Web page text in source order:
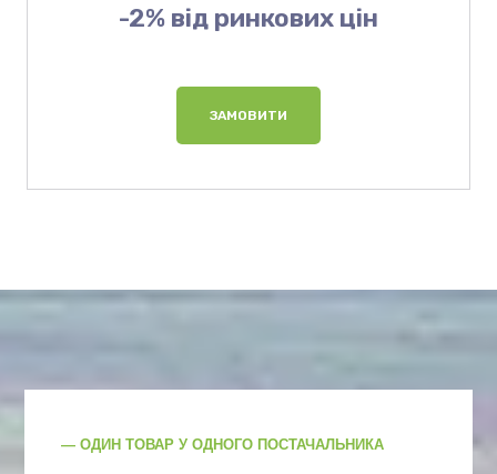
-2% від ринкових цін
ЗАМОВИТИ
— ОДИН ТОВАР У ОДНОГО ПОСТАЧАЛЬНИКА